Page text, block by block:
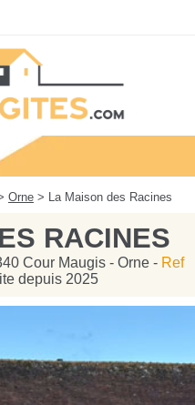
Orne > La Maison des Racines
RACINES
Cour Maugis - Orne - Ref
depuis 2025